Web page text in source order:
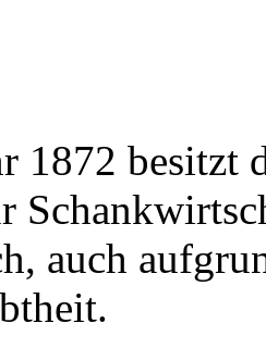
1872 besitzt
auch